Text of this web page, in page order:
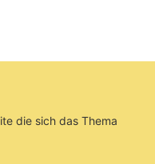
die sich das Thema